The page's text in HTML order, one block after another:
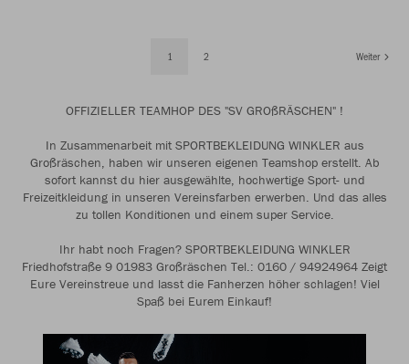
1 2 Weiter
OFFIZIELLER TEAMHOP DES "SV GROßRÄSCHEN" !
In Zusammenarbeit mit SPORTBEKLEIDUNG WINKLER aus
Großräschen, haben wir unseren eigenen Teamshop erstellt. Ab
sofort kannst du hier ausgewählte, hochwertige Sport- und
Freizeitkleidung in unseren Vereinsfarben erwerben. Und das alles
zu tollen Konditionen und einem super Service.
Ihr habt noch Fragen? SPORTBEKLEIDUNG WINKLER
Friedhofstraße 9 01983 Großräschen Tel.: 0160 / 94924964 Zeigt
Eure Vereinstreue und lasst die Fanherzen höher schlagen! Viel
Spaß bei Eurem Einkauf!